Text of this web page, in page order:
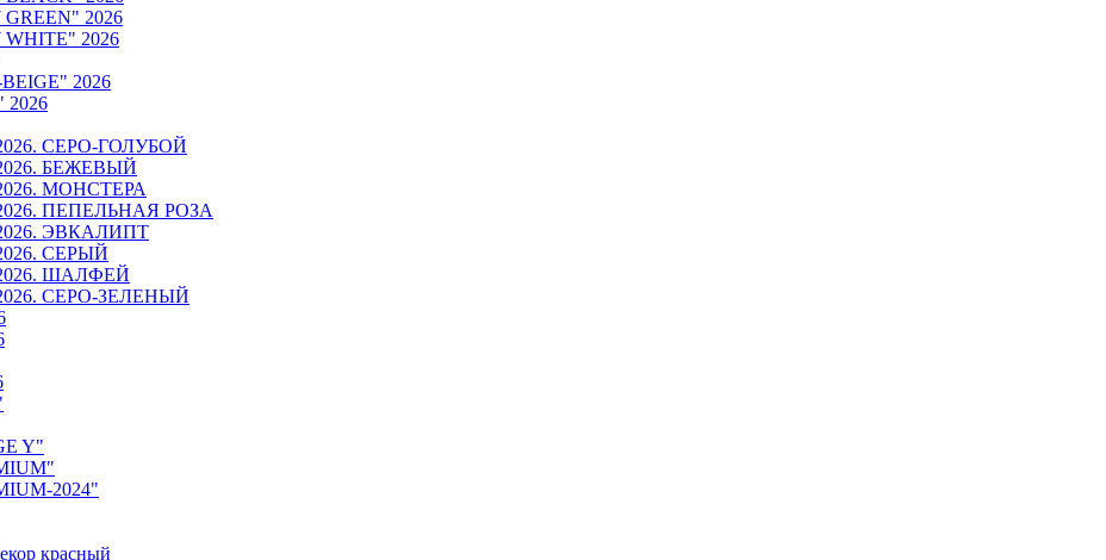
GREEN" 2026
WHITE" 2026
2026
2026
2026. СЕРО-ГОЛУБОЙ
2026. БЕЖЕВЫЙ
2026. МОНСТЕРА
2026. ПЕПЕЛЬНАЯ РОЗА
2026. ЭВКАЛИПТ
СЕРЫЙ
2026. ШАЛФЕЙ
2026. СЕРО-ЗЕЛЕНЫЙ
Y"
2024"
красный